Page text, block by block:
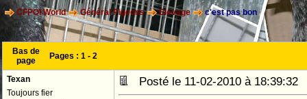
CFPOI World Général Pigeons Elevage c'est pas bon
Bas de
page
Pages : 1 - 2
Texan
Toujours fier
Posté le 11-02-2010 à